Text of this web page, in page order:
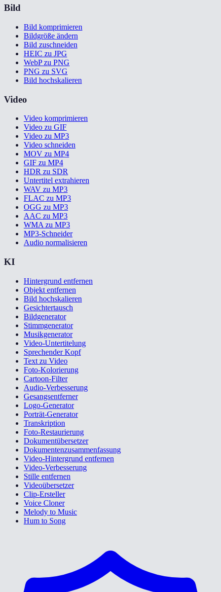
Bild
Bild komprimieren
Bildgröße ändern
Bild zuschneiden
HEIC zu JPG
WebP zu PNG
PNG zu SVG
Bild hochskalieren
Video
Video komprimieren
Video zu GIF
Video zu MP3
Video schneiden
MOV zu MP4
GIF zu MP4
HDR zu SDR
Untertitel extrahieren
WAV zu MP3
FLAC zu MP3
OGG zu MP3
AAC zu MP3
WMA zu MP3
MP3-Schneider
Audio normalisieren
KI
Hintergrund entfernen
Objekt entfernen
Bild hochskalieren
Gesichtertausch
Bildgenerator
Stimmgenerator
Musikgenerator
Video-Untertitelung
Sprechender Kopf
Text zu Video
Foto-Kolorierung
Cartoon-Filter
Audio-Verbesserung
Gesangsentferner
Logo-Generator
Porträt-Generator
Transkription
Foto-Restaurierung
Dokumentübersetzer
Dokumentenzusammenfassung
Video-Hintergrund entfernen
Video-Verbesserung
Stille entfernen
Videoübersetzer
Clip-Ersteller
Voice Cloner
Melody to Music
Hum to Song